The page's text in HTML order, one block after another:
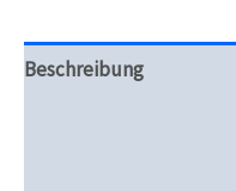
Beschreibung